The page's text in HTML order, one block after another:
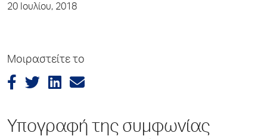
20 Ιουλίου, 2018
Μοιραστείτε το
Υπογραφή της συμφωνίας